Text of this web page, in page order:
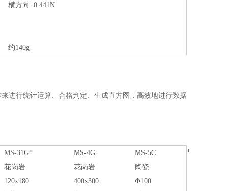
横方向: 0.441N
约140g
进行统计运算、合格判定、生成直方图，高效地进行数据
MS-31G* MS-4G
MS-5C
花岗岩 花岗岩
陶瓷
120x180 400x300
Ф100
*